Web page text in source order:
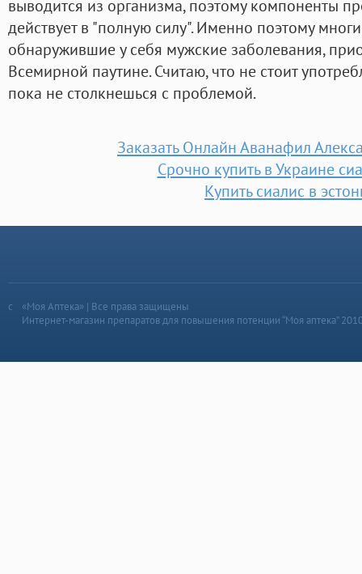
выводится из организма, поэтому компоненты
действует в "полную силу". Именно поэтому
обнаружившие у себя мужские заболевания,
Всемирной паутине. Считаю, что не стоит
пока не столкнешься с проблемой.
Заказать Онлайн Аванафил
Срочно купить в Украине
Купить сиалис в
«Моя Аптека» | Все права защищены
Интернет-магазин препаратов для повышения потенции “Моя аптека”